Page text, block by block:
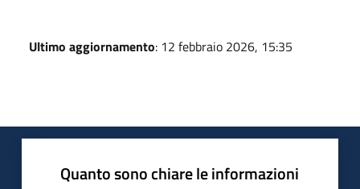
Ultimo aggiornamento: 12 febbraio 2026, 15:35
Quanto sono chiare le informazioni